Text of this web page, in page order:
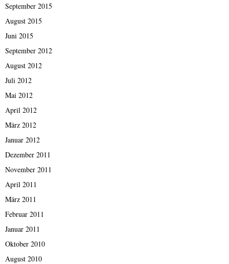
September 2015
August 2015
Juni 2015
September 2012
August 2012
Juli 2012
Mai 2012
April 2012
März 2012
Januar 2012
Dezember 2011
November 2011
April 2011
März 2011
Februar 2011
Januar 2011
Oktober 2010
August 2010